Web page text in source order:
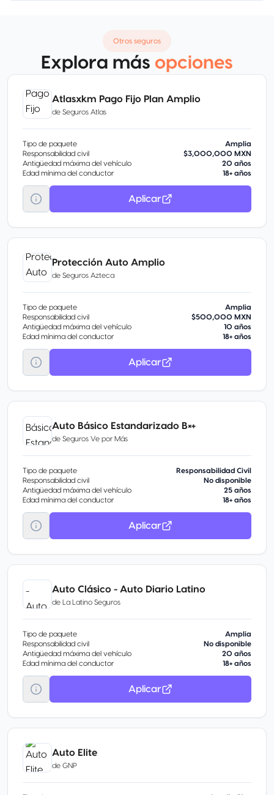
Otros seguros
Explora más opciones
Atlasxkm Pago Fijo Plan Amplio
de Seguros Atlas
Tipo de paquete
Amplia
Responsabilidad civil
$3,000,000 MXN
Antigüedad máxima del vehículo
20 años
Edad mínima del conductor
18+ años
Aplicar
Protección Auto Amplio
de Seguros Azteca
Tipo de paquete
Amplia
Responsabilidad civil
$500,000 MXN
Antigüedad máxima del vehículo
10 años
Edad mínima del conductor
18+ años
Aplicar
Auto Básico Estandarizado B×+
de Seguros Ve por Más
Tipo de paquete
Responsabilidad Civil
Responsabilidad civil
No disponible
Antigüedad máxima del vehículo
25 años
Edad mínima del conductor
18+ años
Aplicar
Auto Clásico - Auto Diario Latino
de La Latino Seguros
Tipo de paquete
Amplia
Responsabilidad civil
No disponible
Antigüedad máxima del vehículo
20 años
Edad mínima del conductor
18+ años
Aplicar
Auto Elite
de GNP